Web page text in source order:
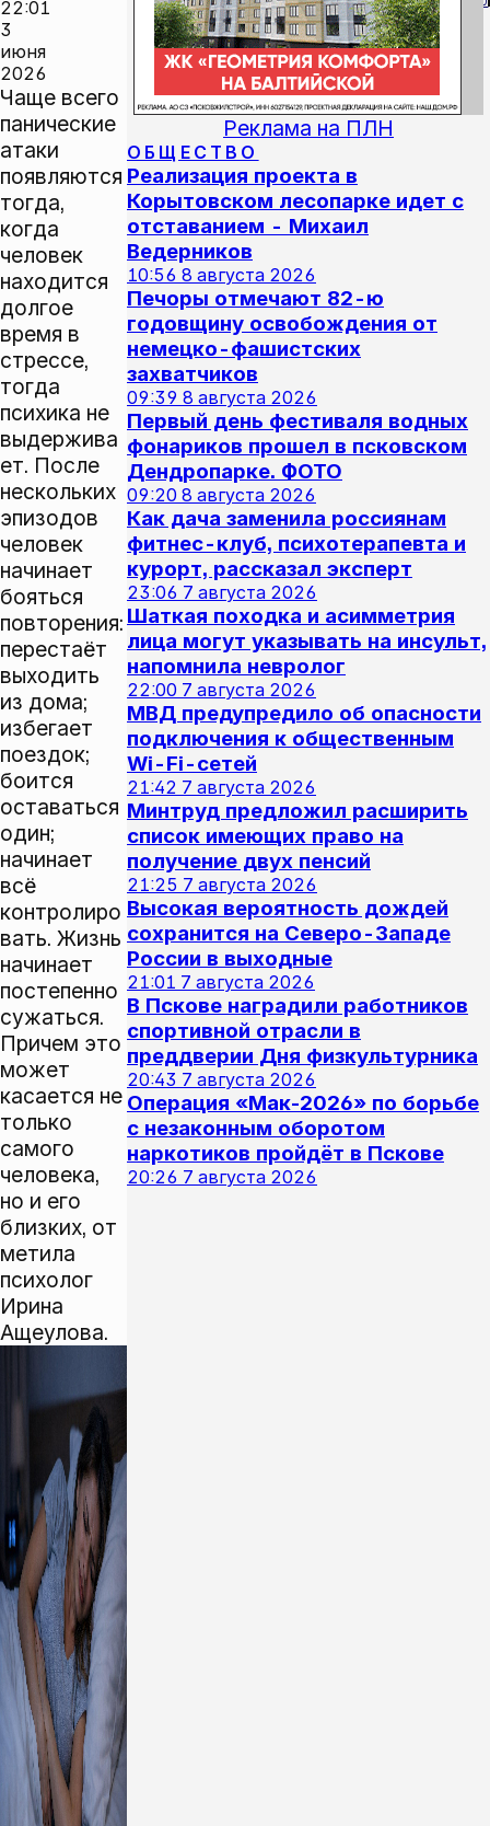
22:01
3
июня
2026
Чаще всего
панические
атаки
появляются
тогда,
когда
человек
находится
долгое
время в
стрессе,
тогда
психика не
выдержива
ет. После
нескольких
эпизодов
человек
начинает
бояться
повторения:
перестаёт
выходить
из дома;
избегает
поездок;
боится
оставаться
один;
начинает
всё
контролиро
вать. Жизнь
начинает
постепенно
сужаться.
Причем это
может
касается не
только
самого
человека,
но и его
близких, от
метила
психолог
Ирина
Ащеулова.
Реклама на ПЛН
ОБЩЕСТВО
Реализация проекта в
Корытовском лесопарке идет с
отставанием - Михаил
Ведерников
10:56 8 августа 2026
Печоры отмечают 82-ю
годовщину освобождения от
немецко-фашистских
захватчиков
09:39 8 августа 2026
Первый день фестиваля водных
фонариков прошел в псковском
Дендропарке. ФОТО
09:20 8 августа 2026
Как дача заменила россиянам
фитнес-клуб, психотерапевта и
курорт, рассказал эксперт
23:06 7 августа 2026
Шаткая походка и асимметрия
лица могут указывать на инсульт,
напомнила невролог
22:00 7 августа 2026
МВД предупредило об опасности
подключения к общественным
Wi-Fi-сетей
21:42 7 августа 2026
Минтруд предложил расширить
список имеющих право на
получение двух пенсий
21:25 7 августа 2026
Высокая вероятность дождей
сохранится на Северо-Западе
России в выходные
21:01 7 августа 2026
В Пскове наградили работников
спортивной отрасли в
преддверии Дня физкультурника
20:43 7 августа 2026
Операция «Мак‑2026» по борьбе
с незаконным оборотом
наркотиков пройдёт в Пскове
20:26 7 августа 2026